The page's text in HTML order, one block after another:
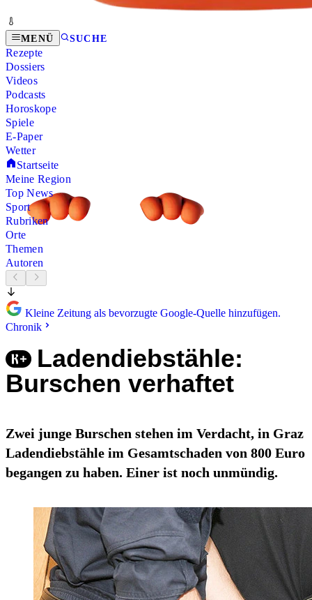
MENÜ SUCHE
Rezepte
Dossiers
Videos
Podcasts
Horoskope
Spiele
E-Paper
Wetter
Startseite
Meine Region
Top News
Sport
Rubriken
Orte
Themen
Autoren
Kleine Zeitung als bevorzugte Google-Quelle hinzufügen.
Chronik
Ladendiebstähle:
Burschen verhaftet
Zwei junge Burschen stehen im Verdacht, in Graz
Ladendiebstähle im Gesamtschaden von 800 Euro
begangen zu haben. Einer ist noch unmündig.